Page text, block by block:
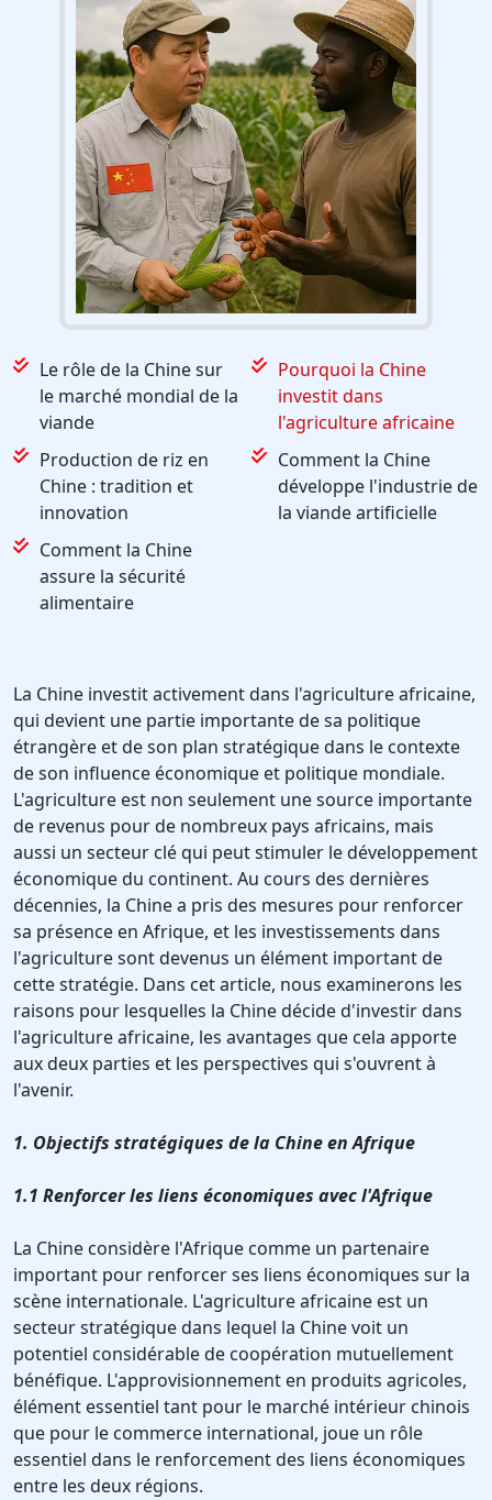
Le rôle de la Chine sur
le marché mondial de la
viande
Pourquoi la Chine
investit dans
l'agriculture africaine
Production de riz en
Chine : tradition et
innovation
Comment la Chine
développe l'industrie de
la viande artificielle
Comment la Chine
assure la sécurité
alimentaire
La Chine investit activement dans l'agriculture africaine,
qui devient une partie importante de sa politique
étrangère et de son plan stratégique dans le contexte
de son influence économique et politique mondiale.
L'agriculture est non seulement une source importante
de revenus pour de nombreux pays africains, mais
aussi un secteur clé qui peut stimuler le développement
économique du continent. Au cours des dernières
décennies, la Chine a pris des mesures pour renforcer
sa présence en Afrique, et les investissements dans
l'agriculture sont devenus un élément important de
cette stratégie. Dans cet article, nous examinerons les
raisons pour lesquelles la Chine décide d'investir dans
l'agriculture africaine, les avantages que cela apporte
aux deux parties et les perspectives qui s'ouvrent à
l'avenir.
1. Objectifs stratégiques de la Chine en Afrique
1.1 Renforcer les liens économiques avec l'Afrique
La Chine considère l'Afrique comme un partenaire
important pour renforcer ses liens économiques sur la
scène internationale. L'agriculture africaine est un
secteur stratégique dans lequel la Chine voit un
potentiel considérable de coopération mutuellement
bénéfique. L'approvisionnement en produits agricoles,
élément essentiel tant pour le marché intérieur chinois
que pour le commerce international, joue un rôle
essentiel dans le renforcement des liens économiques
entre les deux régions.